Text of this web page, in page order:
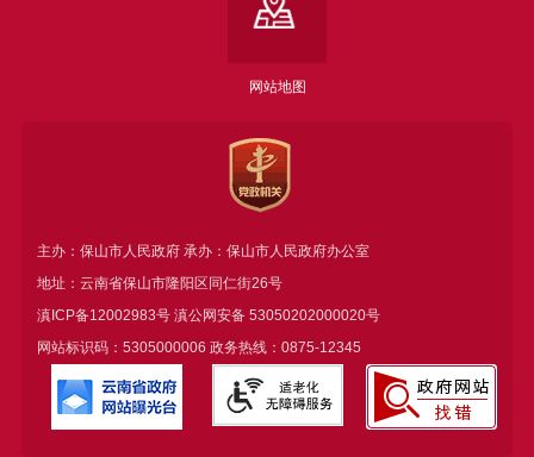
网站地图
主办：保山市人民政府 承办：保山市人民政府办公室
地址：云南省保山市隆阳区同仁街26号
滇ICP备12002983号滇公网安备 53050202000020号
网站标识码：5305000006 政务热线：0875-12345